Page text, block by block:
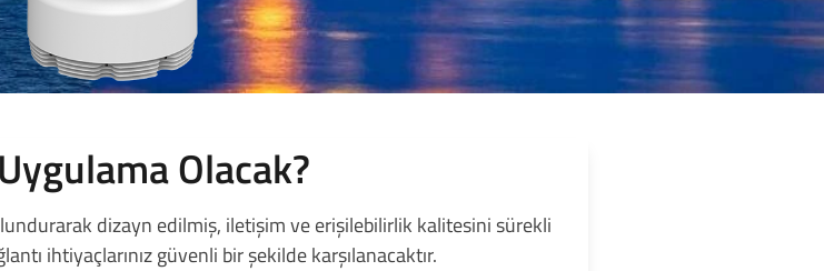
Olacak?
dizayn edilmiş, iletişim ve erişilebilirlik kalitesini sürekli
ihtiyaçlarınız güvenli bir şekilde karşılanacaktır.